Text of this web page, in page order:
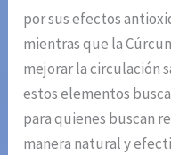
por sus efectos
mientras que la
mejorar la circulación
estos elementos
para quienes buscan
manera natural y